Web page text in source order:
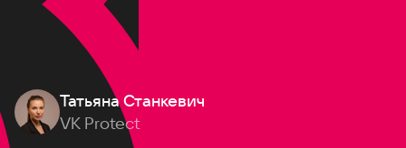
Татьяна Станкевич
VK Protect